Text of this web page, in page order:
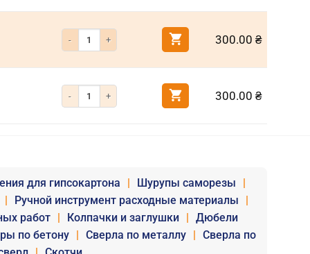
Количество товара Фиксатор резьбы анаэробный средней
300.00 ₴
Количество товара Фиксатор резьбы анаэробный высокой
300.00 ₴
для гипсокартона Шурупы саморезы
Ручной инструмент расходные материалы
работ Колпачки и заглушки
Дюбели
по бетону Сверла по металлу
Сверла по